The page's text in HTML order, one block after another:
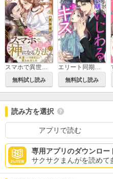
スマホで異世界の神になる方法～失業したら冷酷領主に愛されました～ 分冊版
無料試し読み
エリート同期のいじわるなキス 分冊版
無料試し読み
読み方を選択
アプリで読む
専用アプリのダウンロー
サクサクまんがを読めて